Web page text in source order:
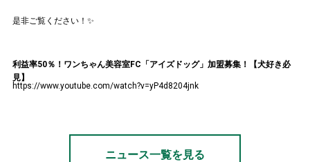
是非ご覧ください！✨
利益率50％！ワンちゃん美容室FC 「アイズドッグ」加盟募集！【犬好き必
見】
https://www.youtube.com/watch?v=yP4d8204jnk
ニュース一覧を見る